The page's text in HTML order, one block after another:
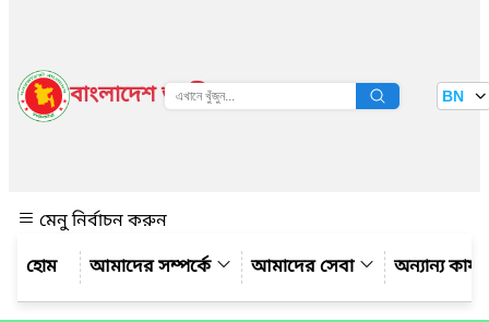
বাংলাদেশ জাতীয় তথ্য বাতায়ন BN
মেনু নির্বাচন করুন
আমাদের সম্পর্কে
আমাদের সেবা অন্যান্য